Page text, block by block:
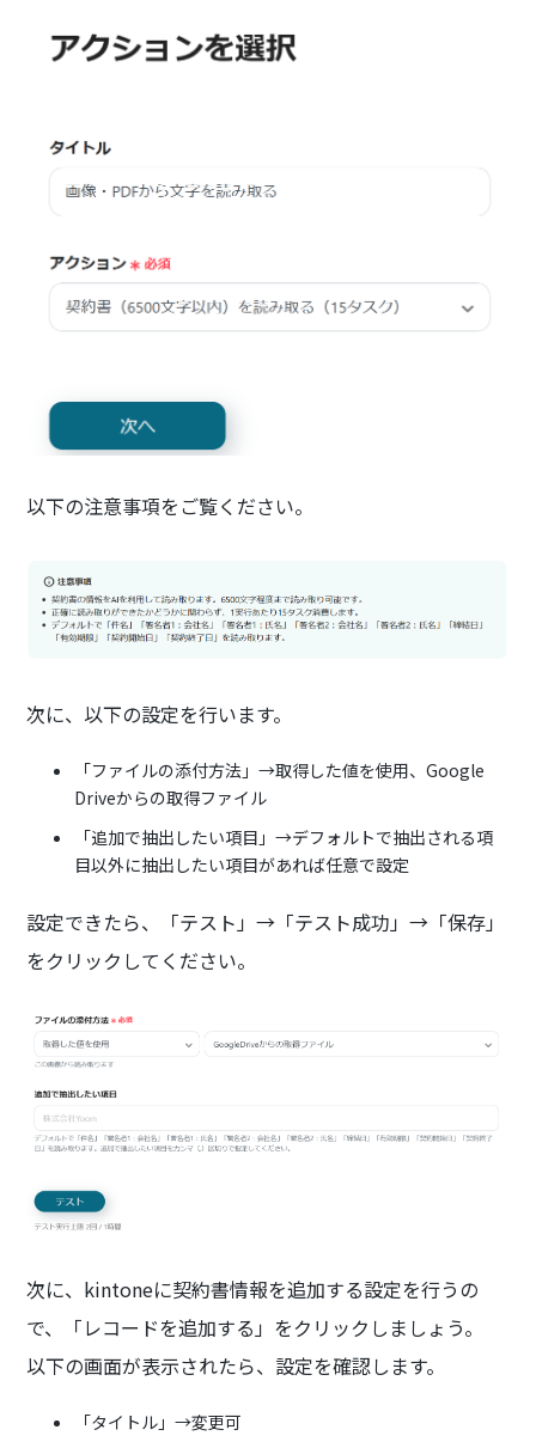
以下の注意事項をご覧ください。
次に、以下の設定を行います。
「ファイルの添付方法」→取得した値を使用、Google
Driveからの取得ファイル
「追加で抽出したい項目」→デフォルトで抽出される項
目以外に抽出したい項目があれば任意で設定
設定できたら、「テスト」→「テスト成功」→「保存」
をクリックしてください。
次に、kintoneに契約書情報を追加する設定を行うの
で、「レコードを追加する」をクリックしましょう。
以下の画面が表示されたら、設定を確認します。
「タイトル」→変更可